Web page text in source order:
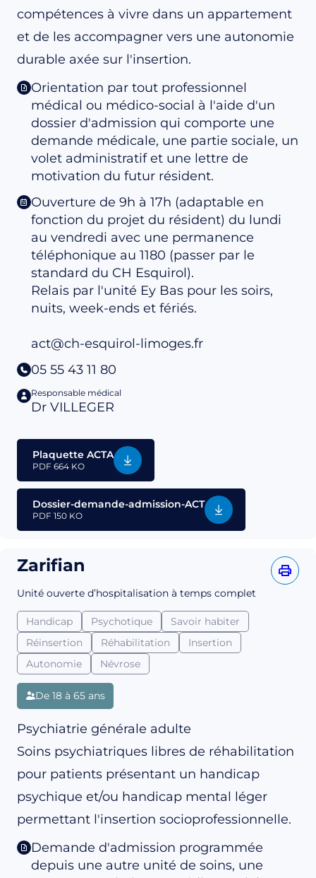
compétences à vivre dans un appartement
et de les accompagner vers une autonomie
durable axée sur l'insertion.
Orientation par tout professionnel
médical ou médico-social à l'aide d'un
dossier d'admission qui comporte une
demande médicale, une partie sociale, un
volet administratif et une lettre de
motivation du futur résident.
Ouverture de 9h à 17h (adaptable en
fonction du projet du résident) du lundi
au vendredi avec une permanence
téléphonique au 1180 (passer par le
standard du CH Esquirol).
Relais par l'unité Ey Bas pour les soirs,
nuits, week-ends et fériés.
act@ch-esquirol-limoges.fr
05 55 43 11 80
Responsable médical
Dr VILLEGER
Plaquette ACTA
PDF 664 KO
Dossier-demande-admission-ACT
PDF 150 KO
Zarifian
Unité ouverte d’hospitalisation à temps complet
Handicap Psychotique
Savoir habiter
Réinsertion
Réhabilitation
Insertion
Autonomie
Névrose
De 18 à 65 ans
Psychiatrie générale adulte
Soins psychiatriques libres de réhabilitation
pour patients présentant un handicap
psychique et/ou handicap mental léger
permettant l'insertion socioprofessionnelle.
Demande d'admission programmée
depuis une autre unité de soins, une